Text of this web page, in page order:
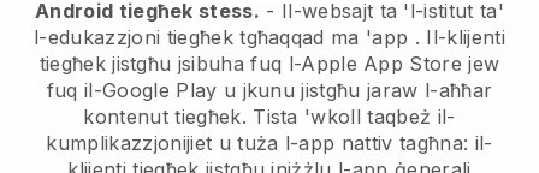
Android tiegħek stess. - Il-websajt ta 'l-istitut ta'
l-edukazzjoni tiegħek tgħaqqad ma 'app . Il-klijenti
tiegħek jistgħu jsibuha fuq l-Apple App Store jew
fuq il-Google Play u jkunu jistgħu jaraw l-aħħar
kontenut tiegħek. Tista 'wkoll taqbeż il-
kumplikazzjonijiet u tuża l-app nattiv tagħna: il-